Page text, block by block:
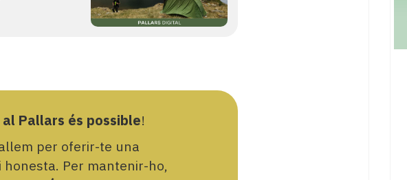
Pallars és possible!
per oferir-te una
Per mantenir-ho,